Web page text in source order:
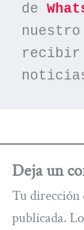
de
nuestro
recibir
Deja un
Tu dirección
publicada.